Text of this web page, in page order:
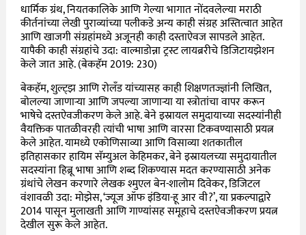
धार्मिक ग्रंथ, नियतकालिके आणि गेल्या भागात नोंदवलेल्या मराठी
कीर्तनांच्या लेखी पुराव्यांच्या पलीकडे अन्य काही संग्रह अस्तित्वात आहेत
आणि खाजगी संग्रहांमध्ये अजूनही काही दस्ताऐवज सापडले आहेत.
यापैकी काही संग्रहांचे उदा: वाल्माडोन्ना ट्रस्ट लायब्ररीचे डिजिटायझेशन
केले जात आहे. (बेकहॅम 2019: 230)
बेकहॅम, शुल्ट्झ आणि रोलँड यांच्यासह काही शिक्षणतज्ज्ञांनी लिखित,
बोलल्या जाणाऱ्या आणि जपल्या जाणाऱ्या या स्त्रोतांचा वापर करून
भाषेचे दस्तऐवजीकरण केले आहे. बेने इस्रायल समुदायाच्या सदस्यांनीही
वैयक्तिक पातळीवरही त्यांची भाषा आणि वारसा टिकवण्यासाठी प्रयत्न
केले आहेत. यामध्ये एकोणिसाव्या आणि विसाव्या शतकातील
इतिहासकार हायिम सॅम्युअल केहिमकर, बेने इस्रायलच्या समुदायातील
सदस्यांना हिब्रू भाषा आणि शब्द शिकण्यास मदत करण्यासाठी अनेक
ग्रंथांचे लेखन करणारे लेखक श्मुएल बेन-शालोम दिवेकर, डिजिटल
वंशावळी उदा: मोझेस, ‘ज्यूज ऑफ इंडिया-हू आर वी?’, या प्रकल्पाद्वारे
2014 पासून मुलाखती आणि गाण्यांसह समूहाचे दस्तऐवजीकरण प्रयत्न
देखील सुरू केले आहेत.